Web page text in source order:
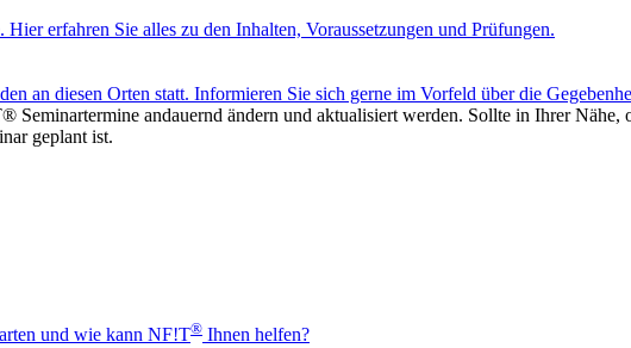
erfahren Sie alles zu den Inhalten, Voraussetzungen und Prüfungen.
an diesen Orten statt. Informieren Sie sich gerne im Vorfeld über die
Seminartermine andauernd ändern und aktualisiert werden. Sollte in Ihrer
geplant ist.
und wie kann NF!T® Ihnen helfen?